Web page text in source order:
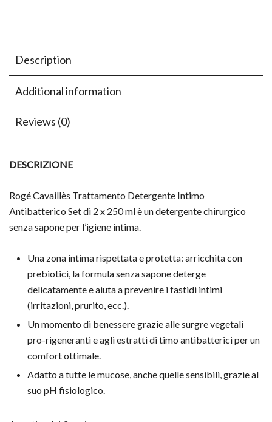
Description
Additional information
Reviews (0)
DESCRIZIONE
Rogé Cavaillès Trattamento Detergente Intimo
Antibatterico Set di 2 x 250 ml è un detergente chirurgico
senza sapone per l’igiene intima.
Una zona intima rispettata e protetta: arricchita con
prebiotici, la formula senza sapone deterge
delicatamente e aiuta a prevenire i fastidi intimi
(irritazioni, prurito, ecc.).
Un momento di benessere grazie alle surgre vegetali
pro-rigeneranti e agli estratti di timo antibatterici per un
comfort ottimale.
Adatto a tutte le mucose, anche quelle sensibili, grazie al
suo pH fisiologico.